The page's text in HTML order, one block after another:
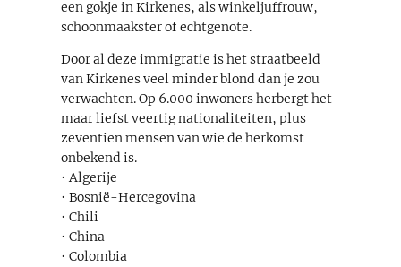
een gokje in Kirkenes, als winkeljuffrouw,
schoonmaakster of echtgenote.
Door al deze immigratie is het straatbeeld
van Kirkenes veel minder blond dan je zou
verwachten. Op 6.000 inwoners herbergt het
maar liefst veertig nationaliteiten, plus
zeventien mensen van wie de herkomst
onbekend is.
• Algerije
• Bosnië-Hercegovina
• Chili
• China
• Colombia